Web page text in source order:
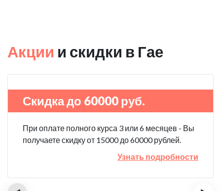
Акции и скидки в Гае
Скидка до 60000 руб.
При оплате полного курса 3 или 6 месяцев - Вы
получаете скидку от 15000 до 60000 рублей.
Узнать подробности